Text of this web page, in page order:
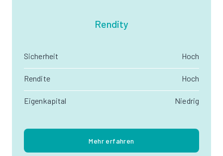
Rendity
Sicherheit Hoch
Rendite Hoch
Eigenkapital Niedrig
Mehr erfahren